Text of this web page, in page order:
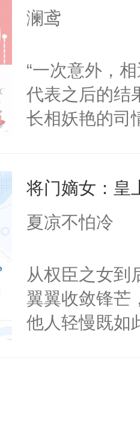
梁时焉从小到
助，希望梁
救，但是并
那传说中清高
红，微微颤
本文文案表
郁自卑小狼狗
被送去和亲客
是做个好好公
己。
澜鸢
“一次意外，
代表之后的结
长相妖艳的司
宜，在经历各
却因龙契的存
眸，眼眶湿润
一定给你一个
了她一下，“
局。”
将门嫡女：皇
夏凉不怕冷
从权臣之女到
翼翼收敛锋芒
他人轻慢既如